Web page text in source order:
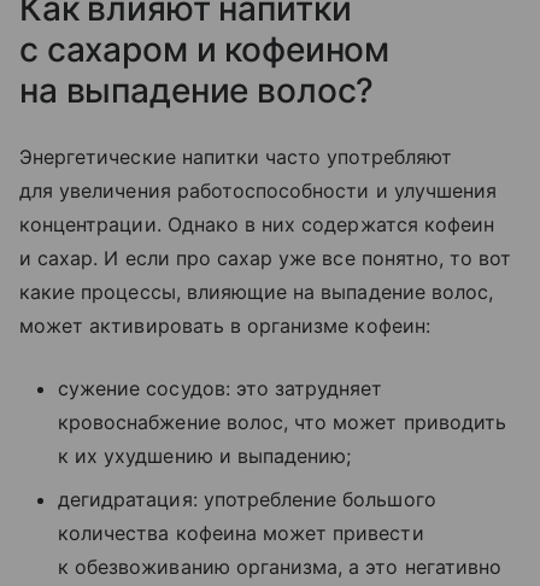
с сахаром и кофеином
на выпадение волос?
Энергетические напитки часто употребляют
для увеличения работоспособности и улучшения
концентрации. Однако в них содержатся кофеин
и сахар. И если про сахар уже все понятно, то вот
какие процессы, влияющие на выпадение волос,
может активировать в организме кофеин:
сужение сосудов: это затрудняет
кровоснабжение волос, что может приводить
к их ухудшению и выпадению;
дегидратация: употребление большого
количества кофеина может привести
к обезвоживанию организма, а это негативно